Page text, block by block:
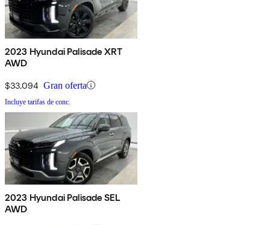
2023 Hyundai Palisade XRT
AWD
$33,094 Gran oferta
Incluye tarifas de conc.
2023 Hyundai Palisade SEL
AWD